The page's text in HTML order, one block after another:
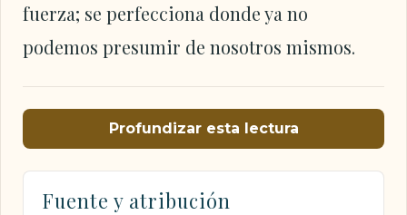
fuerza; se perfecciona donde ya no
podemos presumir de nosotros mismos.
Profundizar esta lectura
Fuente y atribución